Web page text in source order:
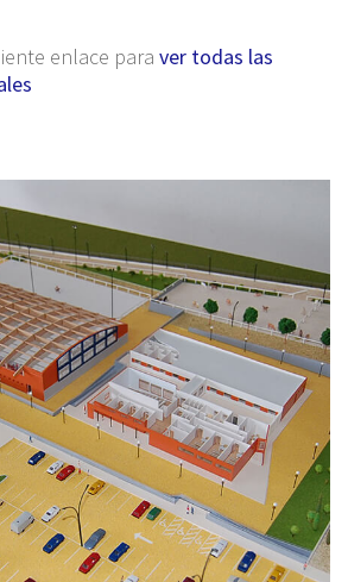
enlace para ver todas las